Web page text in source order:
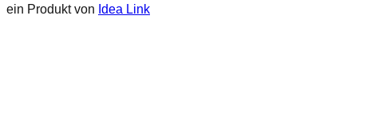
ein Produkt von Idea Link